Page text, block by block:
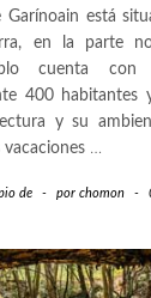
Garínoain está
en la parte
cuenta
400
y su
vacaciones …
de - por chomon -